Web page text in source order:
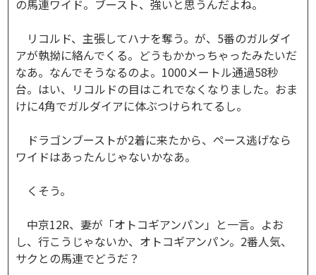
の馬連ワイド。ブースト、強いと思うんだよね。
リコルド、主張してハナを奪う。が、5番のガルダイ
アが執拗に絡んでくる。どうもかかっちゃったみたいだ
なあ。なんでそうなるのよ。1000メートル通過58秒
台。はい、リコルドの目はこれでなくなりました。おま
けに4角でガルダイアに体ぶつけられてるし。
ドラゴンブーストが2着に来たから、ペース逃げなら
ワイドはあったんじゃないかなあ。
くそう。
中京12R、妻が「オトコギアンパン」と一言。よお
し、行こうじゃないか、オトコギアンパン。2番人気、
サクとの馬連でどうだ？